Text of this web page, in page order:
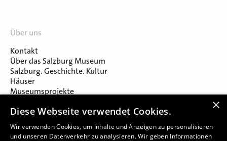
Über uns
Kontakt
Über das Salzburg Museum
Salzburg. Geschichte. Kultur
Häuser
Museumsprojekte
Museumsverein Celtic Heritage
×
Diese Webseite verwendet Cookies.
Wir verwenden Cookies, um Inhalte und Anzeigen zu personalisieren
und unseren Datenverkehr zu analysieren. Wir geben Informationen